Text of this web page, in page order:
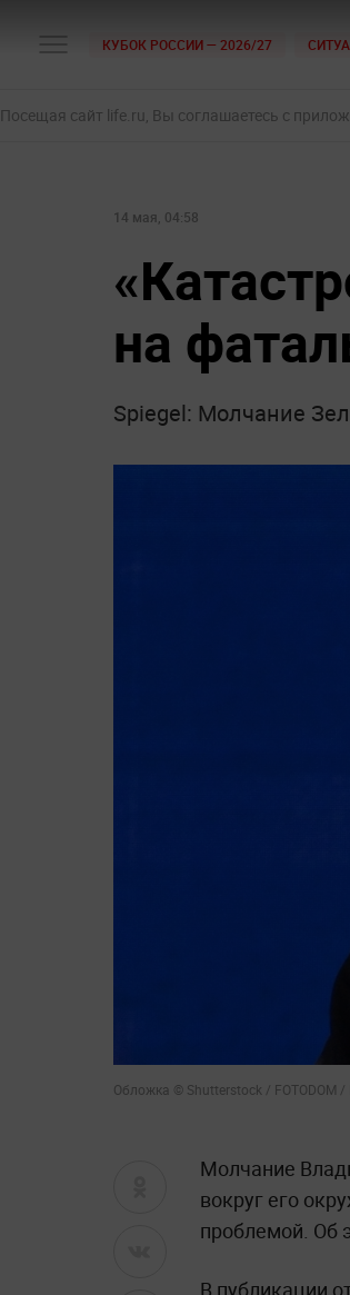
КУБОК РОССИИ — 2026/27
Посещая сайт life.ru, Вы соглашаетесь с
14 мая, 04:58
на
Spiegel: Молчание
Обложка © Shutterstock / FOTODOM /
Молчание
вокруг его
проблемой. Об